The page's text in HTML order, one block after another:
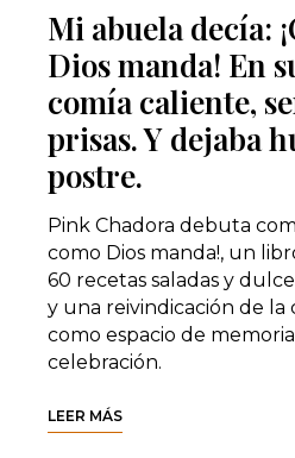
Mi abuela decía:
Dios manda! En
comía caliente,
prisas. Y dejaba
postre.
Pink Chadora debuta
como Dios manda!, un
60 recetas saladas y
y una reivindicación de la
como espacio de
celebración.
LEER MÁS